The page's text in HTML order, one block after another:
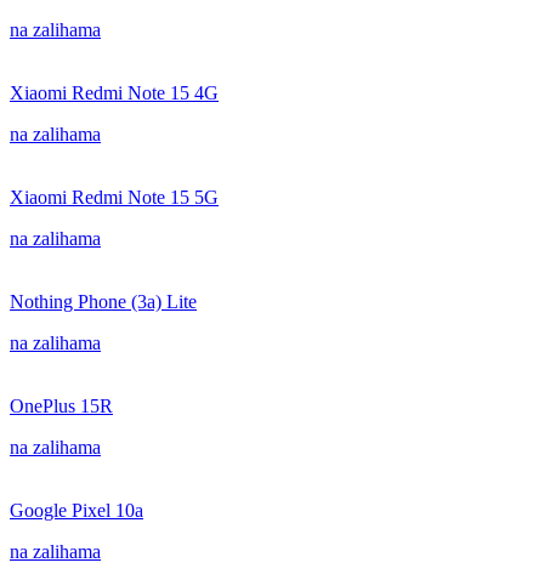
na zalihama
Xiaomi Redmi Note 15 4G
na zalihama
Xiaomi Redmi Note 15 5G
na zalihama
Nothing Phone (3a) Lite
na zalihama
OnePlus 15R
na zalihama
Google Pixel 10a
na zalihama